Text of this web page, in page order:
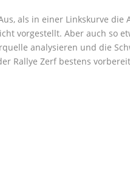
als in einer Linkskurve die
vorgestellt. Aber auch so
analysieren und die
Rallye Zerf bestens